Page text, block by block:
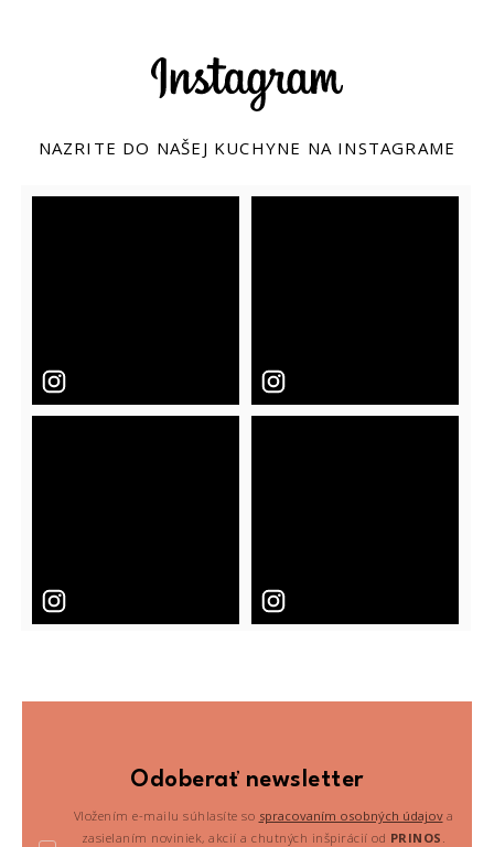
Odoberať newsletter
Vložením e-mailu súhlasíte so spracovaním osobných údajova
zasielaním noviniek, akcií a chutných inšpirácií od PRINOS